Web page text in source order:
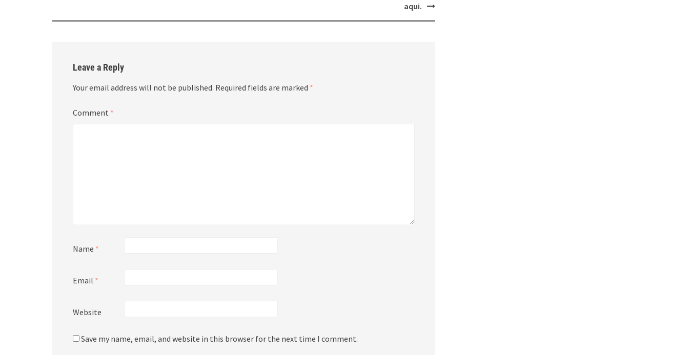
aqui.
Leave a Reply
Your email address will not be published. Required fields are marked *
Comment *
Name *
Email *
Website
Save my name, email, and website in this browser for the next time I comment.